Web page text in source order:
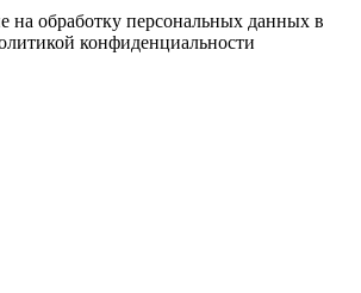
на обработку персональных данных в
конфиденциальности